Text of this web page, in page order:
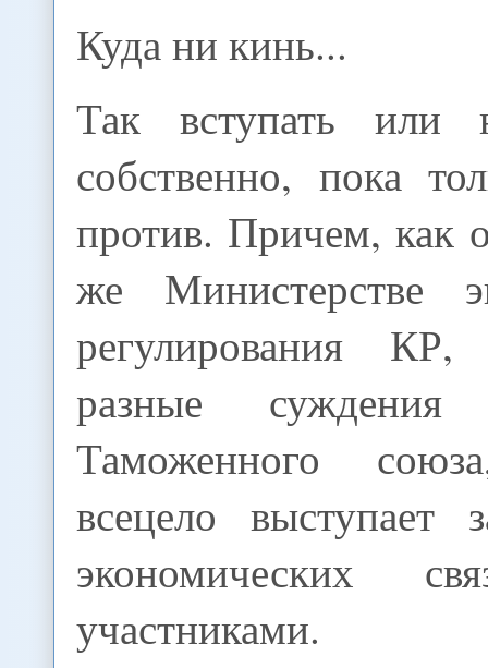
Куда ни кинь...
Так вступать или
собственно, пока
против. Причем, как
же Министерстве
регулирования
разные суждения
Таможенного
всецело выступает
экономических
участниками.